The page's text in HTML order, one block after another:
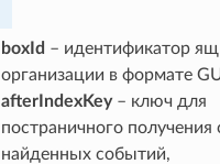
boxId – идентификатор
организации в формате
afterIndexKey– ключ для
постраничного получения
найденных событий,